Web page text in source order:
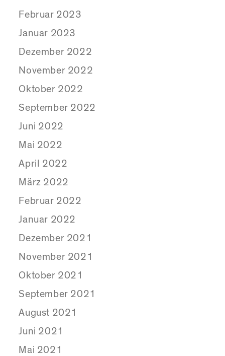
Februar 2023
Januar 2023
Dezember 2022
November 2022
Oktober 2022
September 2022
Juni 2022
Mai 2022
April 2022
März 2022
Februar 2022
Januar 2022
Dezember 2021
November 2021
Oktober 2021
September 2021
August 2021
Juni 2021
Mai 2021